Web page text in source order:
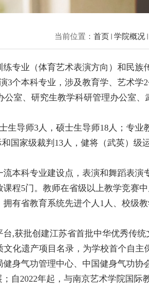
当前位置： 首页 学院概况
专业（体育艺术表演方向）和民族
3个本科专业，涉及教育学、艺术学
公室、研究生教学科研管理办公室、
生导师3人，硕士生导师18人；专业
国家级裁判13人，健将（武英）级
本科专业建设点，表演和舞蹈表演
程5门。教师在省级以上教学竞赛
有省教育系统先进个人1人、校级
,获批创建江苏省首批中华优秀传统
文化遗产项目名录，为学校首个自主
身气功管理中心、中国健身气功协
自2022年起，与南京艺术学院国际